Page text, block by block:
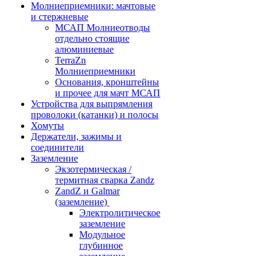
Молниеприемники: мачтовые
и стержневые
МСАП Молниеотводы
отдельно стоящие
алюминиевые
TerraZn
Молниеприемники
Основания, кронштейны
и прочее для мачт МСАП
Устройства для выпрямления
проволоки (катанки) и полосы
Хомуты
Держатели, зажимы и
соединители
Заземление
Экзотермическая /
термитная сварка Zandz
ZandZ и Galmar
(заземление)
Электролитическое
заземление
Модульное
глубинное